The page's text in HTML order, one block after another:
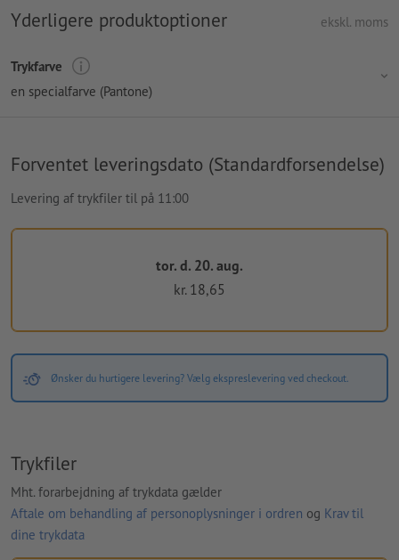
Yderligere produktoptioner ekskl. moms
Trykfarve
en specialfarve (Pantone)
Forventet leveringsdato (Standardforsendelse)
Levering af trykfiler til på 11:00
tor. d. 20. aug.
kr. 18,65
Ønsker du hurtigere levering? Vælg ekspreslevering ved checkout.
Trykfiler
Mht. forarbejdning af trykdata gælder
Aftale om behandling af personoplysninger i ordren og Krav til
dine trykdata